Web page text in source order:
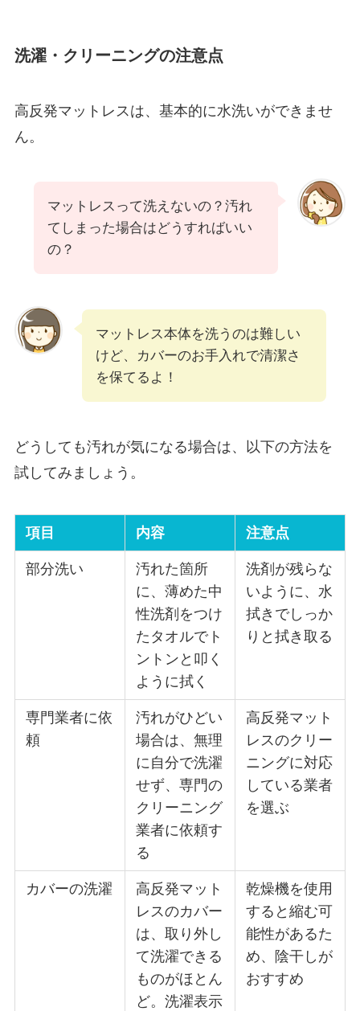
洗濯・クリーニングの注意点
高反発マットレスは、基本的に水洗いができませ
ん。
マットレスって洗えないの？汚れ
てしまった場合はどうすればいい
の？
マットレス本体を洗うのは難しい
けど、カバーのお手入れで清潔さ
を保てるよ！
どうしても汚れが気になる場合は、以下の方法を
試してみましょう。
項目 内容 注意点
部分洗い
汚れた箇所
に、薄めた中
性洗剤をつけ
たタオルでト
ントンと叩く
ように拭く
洗剤が残らな
いように、水
拭きでしっか
りと拭き取る
専門業者に依
頼
汚れがひどい
場合は、無理
に自分で洗濯
せず、専門の
クリーニング
業者に依頼す
る
高反発マット
レスのクリー
ニングに対応
している業者
を選ぶ
カバーの洗濯
高反発マット
レスのカバー
は、取り外し
て洗濯できる
ものがほとん
ど。洗濯表示
乾燥機を使用
すると縮む可
能性があるた
め、陰干しが
おすすめ